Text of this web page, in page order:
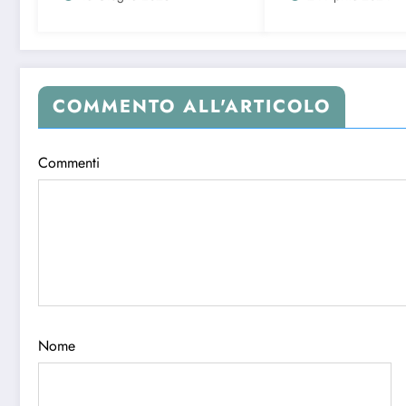
COMMENTO ALL'ARTICOLO
Commenti
Nome